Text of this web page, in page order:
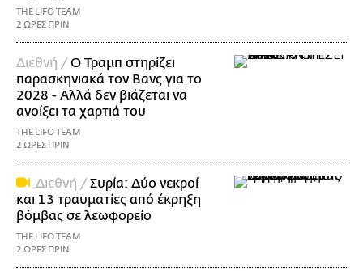
THE LIFO TEAM
2 ΩΡΕΣ ΠΡΙΝ
Διεθνή / Ο Τραμπ στηρίζει
παρασκηνιακά τον Βανς για το
2028 - Αλλά δεν βιάζεται να
ανοίξει τα χαρτιά του
THE LIFO TEAM
2 ΩΡΕΣ ΠΡΙΝ
Διεθνή / Συρία: Δύο νεκροί
και 13 τραυματίες από έκρηξη
βόμβας σε λεωφορείο
THE LIFO TEAM
2 ΩΡΕΣ ΠΡΙΝ